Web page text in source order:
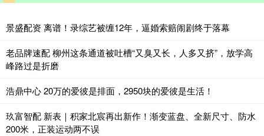
景盛配资 离谱！录综艺被缠12年，逼婚索赔闹剧终于落幕
老品牌速配 柳州这条通道被吐槽“又臭又长，人多又挤”，放学高
峰路过是折磨
浩鼎中心 20万的爱彼是排面，2950块的爱彼是生活！
玖富智配 新表｜积家北宸再出新作！渐变蓝盘、全新尺寸、防水
200米，正装运动两不误